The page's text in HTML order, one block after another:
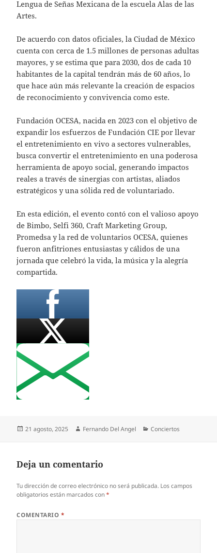
Lengua de Señas Mexicana de la escuela Alas de las
Artes.
De acuerdo con datos oficiales, la Ciudad de México
cuenta con cerca de 1.5 millones de personas adultas
mayores, y se estima que para 2030, dos de cada 10
habitantes de la capital tendrán más de 60 años, lo
que hace aún más relevante la creación de espacios
de reconocimiento y convivencia como este.
Fundación OCESA, nacida en 2023 con el objetivo de
expandir los esfuerzos de Fundación CIE por llevar
el entretenimiento en vivo a sectores vulnerables,
busca convertir el entretenimiento en una poderosa
herramienta de apoyo social, generando impactos
reales a través de sinergias con artistas, aliados
estratégicos y una sólida red de voluntariado.
En esta edición, el evento contó con el valioso apoyo
de Bimbo, Selfi 360, Craft Marketing Group,
Promedsa y la red de voluntarios OCESA, quienes
fueron anfitriones entusiastas y cálidos de una
jornada que celebró la vida, la música y la alegría
compartida.
Publicado
21 agosto, 2025 Autor
Fernando Del Angel Categorías
Conciertos
Deja un comentario
Tu dirección de correo electrónico no será publicada. Los campos
obligatorios están marcados con*
COMENTARIO *